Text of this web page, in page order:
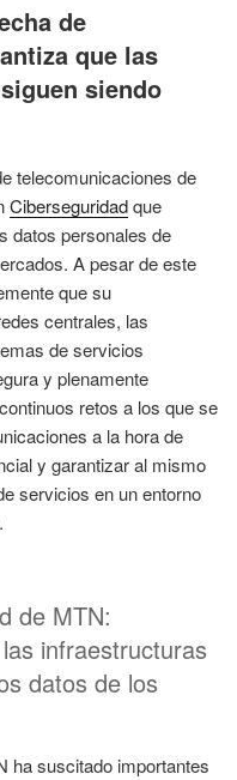
de
que las
siendo
telecomunicaciones de
Ciberseguridadque
datos personales de
A pesar de este
que su
centrales, las
de servicios
y plenamente
retos a los que se
a la hora de
y garantizar al mismo
servicios en un entorno
de MTN:
infraestructuras
datos de los
ha suscitado importantes